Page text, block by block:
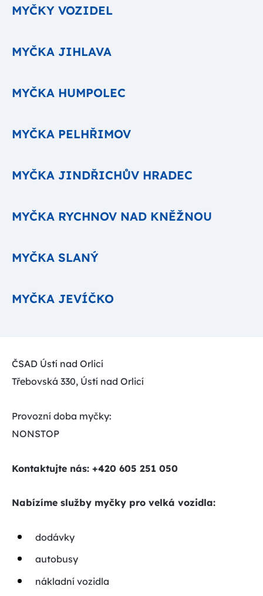
MYČKY VOZIDEL
MYČKA JIHLAVA
MYČKA HUMPOLEC
MYČKA PELHŘIMOV
MYČKA JINDŘICHŮV HRADEC
MYČKA RYCHNOV NAD KNĚŽNOU
MYČKA SLANÝ
MYČKA JEVÍČKO
ČSAD Ústí nad Orlicí
Třebovská 330, Ústí nad Orlicí
Provozní doba myčky:
NONSTOP
Kontaktujte nás: +420 605 251 050
Nabízíme služby myčky pro velká vozidla:
dodávky
autobusy
nákladní vozidla